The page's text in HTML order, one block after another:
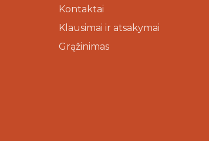
Kontaktai
Klausimai ir atsakymai
Grąžinimas